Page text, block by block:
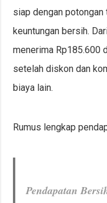
siap dengan
keuntungan bersih.
menerima Rp185.600
setelah diskon dan
biaya lain.
Rumus lengkap
Pendapatan